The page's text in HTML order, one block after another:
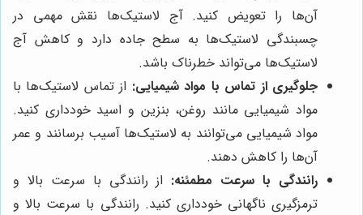
آن‌ها را تعویض کنید. آج لاستیک‌ها نقش مهمی در
چسبندگی لاستیک‌ها به سطح جاده دارد و کاهش آج
لاستیک‌ها می‌تواند خطرناک باشد.
جلوگیری از تماس با مواد شیمیایی: از تماس لاستیک‌ها با
مواد شیمیایی مانند روغن، بنزین و اسید خودداری کنید.
مواد شیمیایی می‌توانند به لاستیک‌ها آسیب برسانند و عمر
آن‌ها را کاهش دهند.
رانندگی با سرعت مطمئنه: از رانندگی با سرعت بالا و
ترمزگیری ناگهانی خودداری کنید. رانندگی با سرعت بالا و